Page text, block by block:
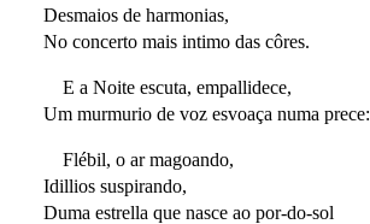
Desmaios de harmonias,
No concerto mais intimo das côres.
E a Noite escuta, empallidece,
Um murmurio de voz esvoaça numa prece:
Flébil, o ar magoando,
Idillios suspirando,
Duma estrella que nasce ao por-do-sol